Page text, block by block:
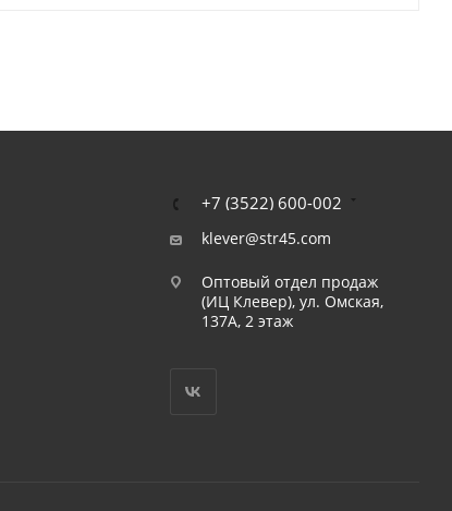
+7 (3522) 600-002
klever@str45.com
Оптовый отдел продаж
(ИЦ Клевер), ул. Омская,
137А, 2 этаж